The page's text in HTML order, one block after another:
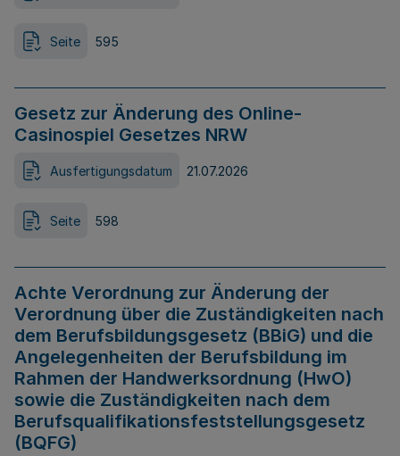
Seite 595
Gesetz zur Änderung des Online-
Casinospiel Gesetzes NRW
Ausfertigungsdatum 21.07.2026
Seite 598
Achte Verordnung zur Änderung der
Verordnung über die Zuständigkeiten nach
dem Berufsbildungsgesetz (BBiG) und die
Angelegenheiten der Berufsbildung im
Rahmen der Handwerksordnung (HwO)
sowie die Zuständigkeiten nach dem
Berufsqualifikationsfeststellungsgesetz
(BQFG)